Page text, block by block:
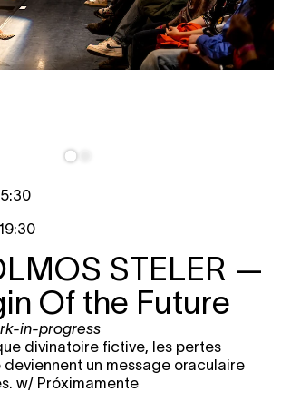
19:30
STELER —
Of the Future
in-progress
divinatoire fictive, les pertes
deviennent un message oraculaire
w/ Próximamente